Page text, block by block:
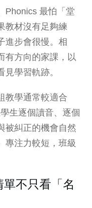
Phonics 最怕「堂
教材沒有足夠練
進步會很慢。相
有方向的家課，以
學習軌跡。
教學通常較適合
生逐個讀音、逐個
被糾正的機會自然
專注力較短，班級
不只看「名